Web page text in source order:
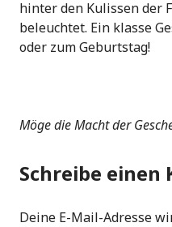
hinter den Kulissen der
beleuchtet. Ein klasse
oder zum Geburtstag!
Möge die Macht der
Schreibe einen
Deine E-Mail-Adresse